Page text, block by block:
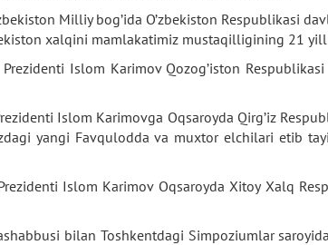
Milliy bog’ida O’zbekiston Respublikasi
xalqini mamlakatimiz mustaqilligining 21
Prezidenti Islom Karimov Qozog’iston
Islom Karimovga Oqsaroyda Qirg’iz
yangi Favqulodda va muxtor elchilari etib
Islom Karimov Oqsaroyda Xitoy Xalq
bilan Toshkentdagi Simpoziumlar